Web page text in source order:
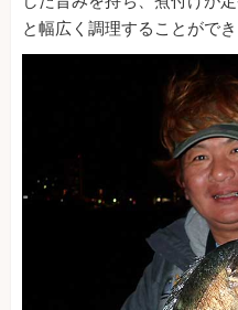
と幅広く調理することができ